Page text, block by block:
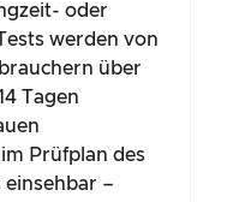
oder
werden von
über
Tagen
Prüfplan des
einsehbar –